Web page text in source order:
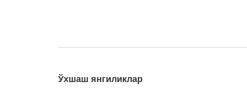
Ўхшаш янгиликлар